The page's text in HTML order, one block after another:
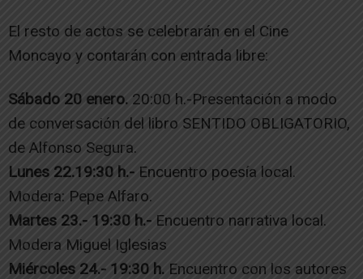
El resto de actos se celebrarán en el Cine
Moncayo y contarán con entrada libre:
Sábado 20 enero. 20:00 h.-Presentación a modo
de conversación del libro SENTIDO OBLIGATORIO,
de Alfonso Segura.
​Lunes 22.19:30 h.- Encuentro poesía local.
Modera: Pepe Alfaro.
Martes 23.- 19:30 h.- Encuentro narrativa local.
Modera Miguel Iglesias
Miércoles 24.- 19:30 h. Encuentro con los autores